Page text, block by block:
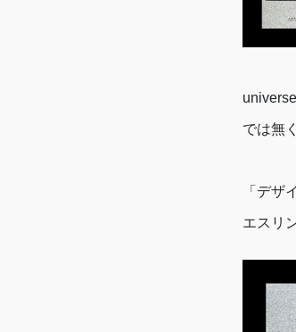
では無
「デザ
エスリ